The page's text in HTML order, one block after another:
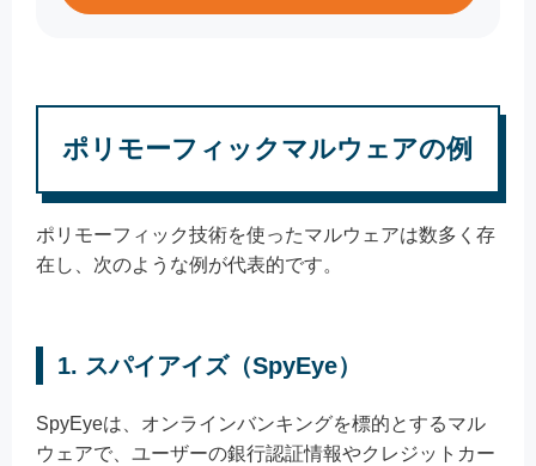
ポリモーフィックマルウェアの例
ポリモーフィック技術を使ったマルウェアは数多く存
在し、次のような例が代表的です。
1. スパイアイズ（SpyEye）
SpyEyeは、オンラインバンキングを標的とするマル
ウェアで、ユーザーの銀行認証情報やクレジットカー